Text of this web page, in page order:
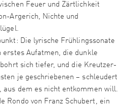
Feuer und Zärtlichkeit
Argerich, Nichte und
Die lyrische Frühlingssonate
erstes Aufatmen, die dunkle
sich tiefer, und die Kreutzer-
je geschriebenen – schleudert
aus dem es nicht entkommen will.
Rondo von Franz Schubert, ein